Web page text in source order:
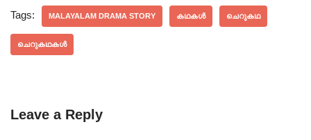
Tags: MALAYALAM DRAMA STORY കഥകൾ ചെറുകഥ
ചെറുകഥകൾ
Leave a Reply